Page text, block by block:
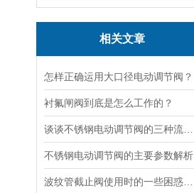
相关文章
怎样正确运用大口径电动调节阀？
衬氟闸阀到底是怎么工作的？
不锈钢电动调节阀的主要参数解析